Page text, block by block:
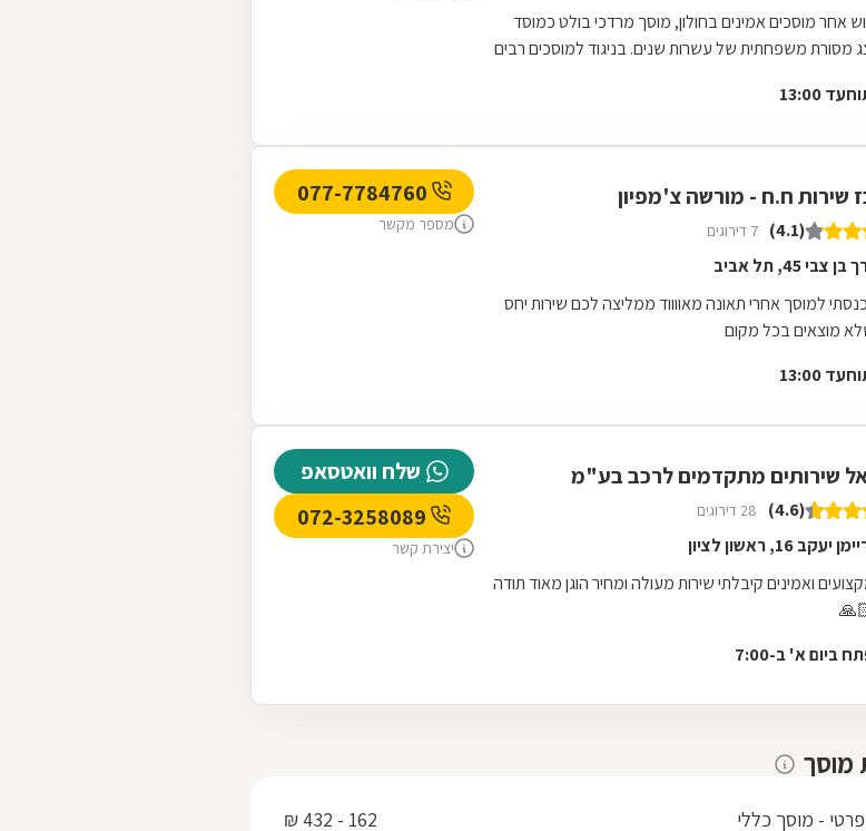
אחר מוסכים אמינים בחולון, מוסך מרדכי בולט כמוסד
מסורת משפחתית של עשרות שנים. בניגוד למוסכים רבים
עד 13:00
שירות ח.ח - מורשה צ'מפיון
(4.1) 7 דירוגים
צבי 45, תל אביב
למוסך אחרי תאונה מאווווד ממליצה לכם שירות יחס
מוצאים בכל מקום
עד 13:00
מספר מקשר
שירותים מתקדמים לרכב בע"מ
(4.6) 28 דירוגים
יעקב 16, ראשון לציון
ואמינים קיבלתי שירות מעולה ומחיר הוגן מאוד תודה
ביום א' ב-7:00
שלח וואטסאפ
יצירת קשר
מוסך
- מוסך כללי 162 - 432 ₪